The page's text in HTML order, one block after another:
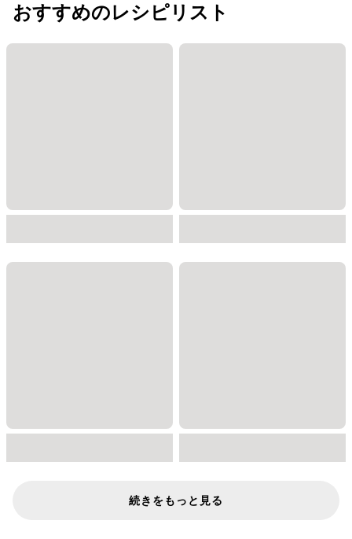
おすすめのレシピリスト
続きをもっと見る